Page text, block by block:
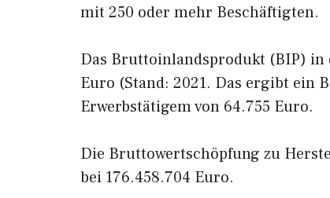
mit 250 oder mehr Beschäftigten.
Das Bruttoinlandsprodukt (BIP)
Euro (Stand: 2021. Das ergibt ein
Erwerbstätigem von 64.755 Euro.
Die Bruttowertschöpfung zu
bei 176.458.704 Euro.